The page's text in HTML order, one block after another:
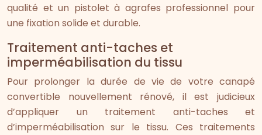
qualité et un pistolet à agrafes professionnel pour
une fixation solide et durable.
Traitement anti-taches et
imperméabilisation du tissu
Pour prolonger la durée de vie de votre canapé
convertible nouvellement rénové, il est judicieux
d’appliquer un traitement anti-taches et
d’imperméabilisation sur le tissu. Ces traitements